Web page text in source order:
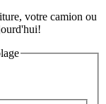
votre camion ou